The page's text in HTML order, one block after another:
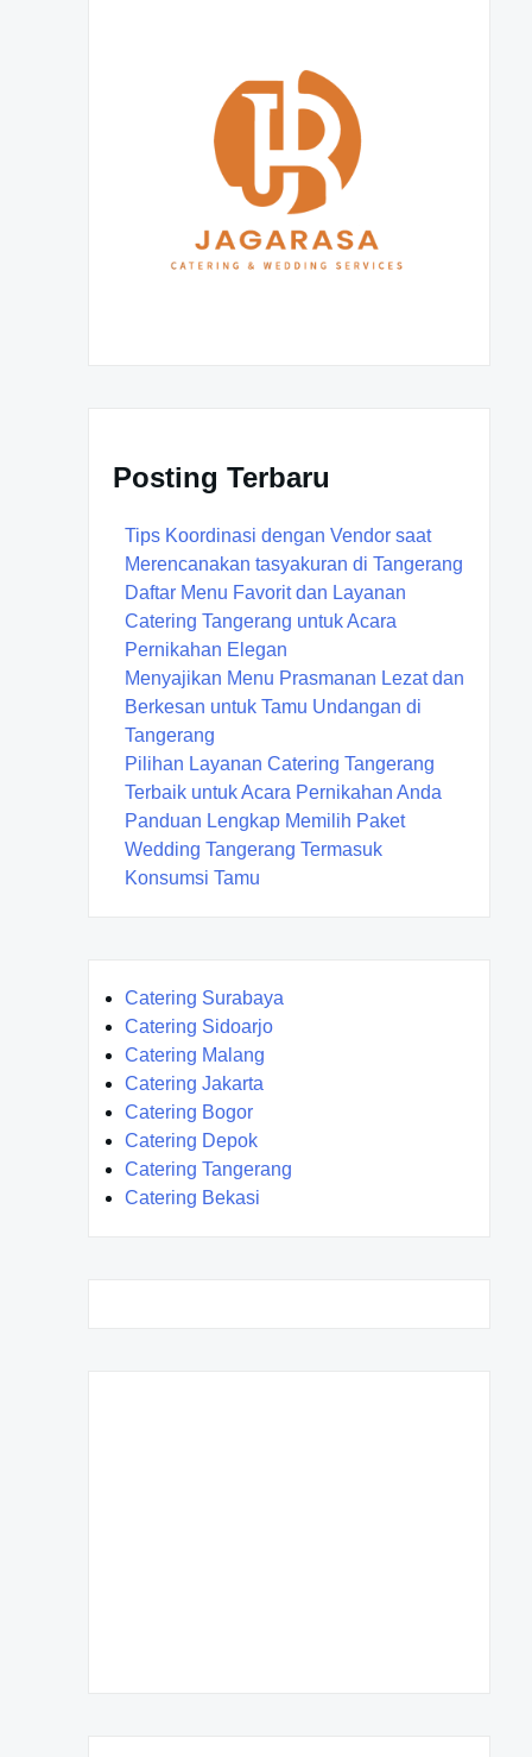
Posting Terbaru
Tips Koordinasi dengan Vendor saat
Merencanakan tasyakuran di Tangerang
Daftar Menu Favorit dan Layanan
Catering Tangerang untuk Acara
Pernikahan Elegan
Menyajikan Menu Prasmanan Lezat dan
Berkesan untuk Tamu Undangan di
Tangerang
Pilihan Layanan Catering Tangerang
Terbaik untuk Acara Pernikahan Anda
Panduan Lengkap Memilih Paket
Wedding Tangerang Termasuk
Konsumsi Tamu
Catering Surabaya
Catering Sidoarjo
Catering Malang
Catering Jakarta
Catering Bogor
Catering Depok
Catering Tangerang
Catering Bekasi